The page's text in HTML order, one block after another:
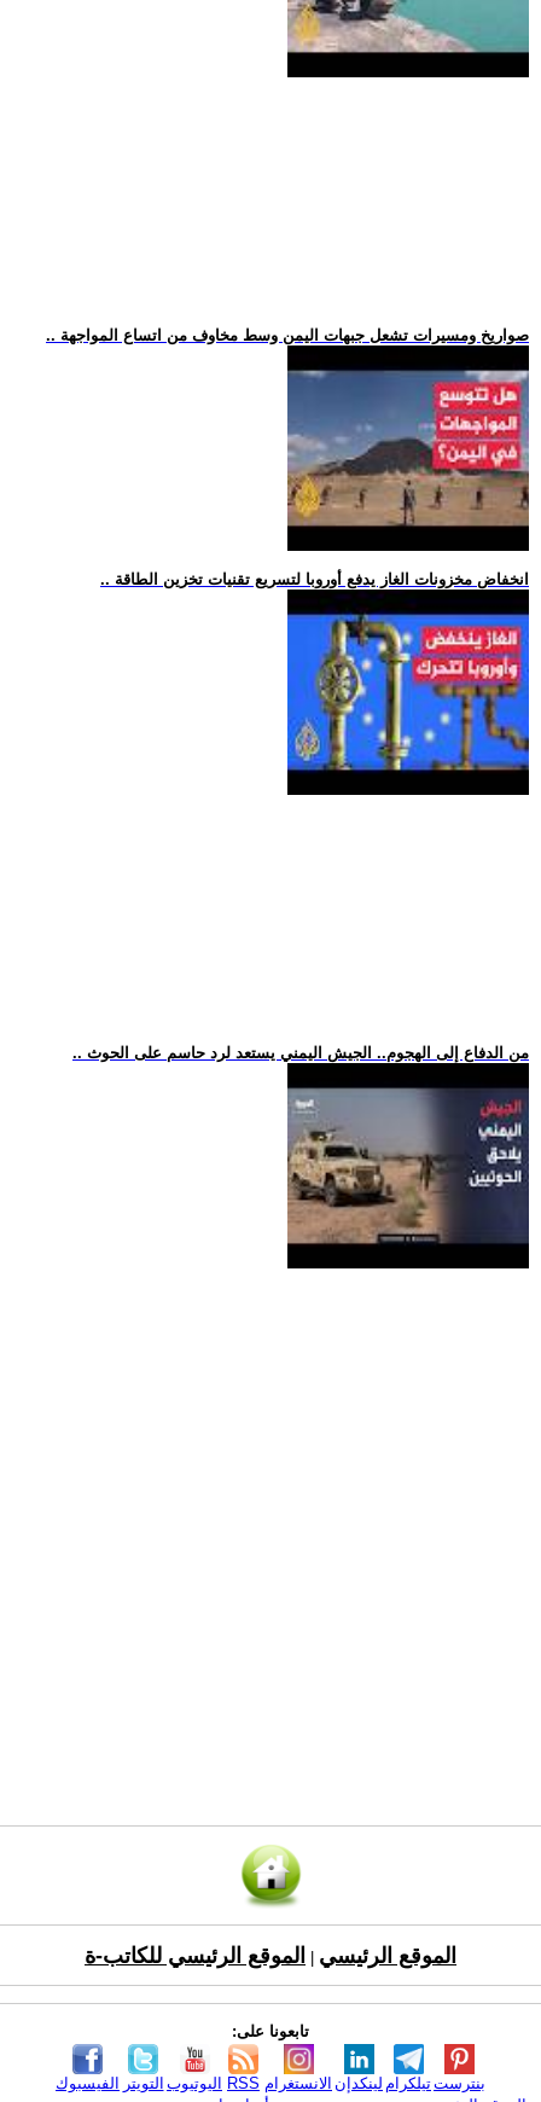
.. صواريخ ومسيرات تشعل جبهات اليمن وسط مخاوف من اتساع المواجهة
.. انخفاض مخزونات الغاز يدفع أوروبا لتسريع تقنيات تخزين الطاقة
.. من الدفاع إلى الهجوم.. الجيش اليمني يستعد لرد حاسم على الحوث
الموقع الرئيسي الموقع الرئيسي للكاتب-ة
تابعونا على:
الفيسبوك التويتر اليوتيوب RSS الانستغرام لينكدإن تيلكرامبنترست